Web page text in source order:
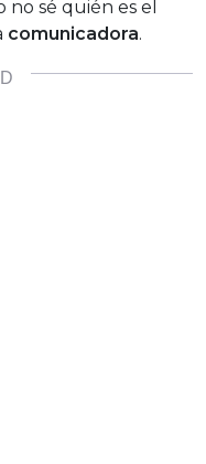
sé quién es el
comunicadora.